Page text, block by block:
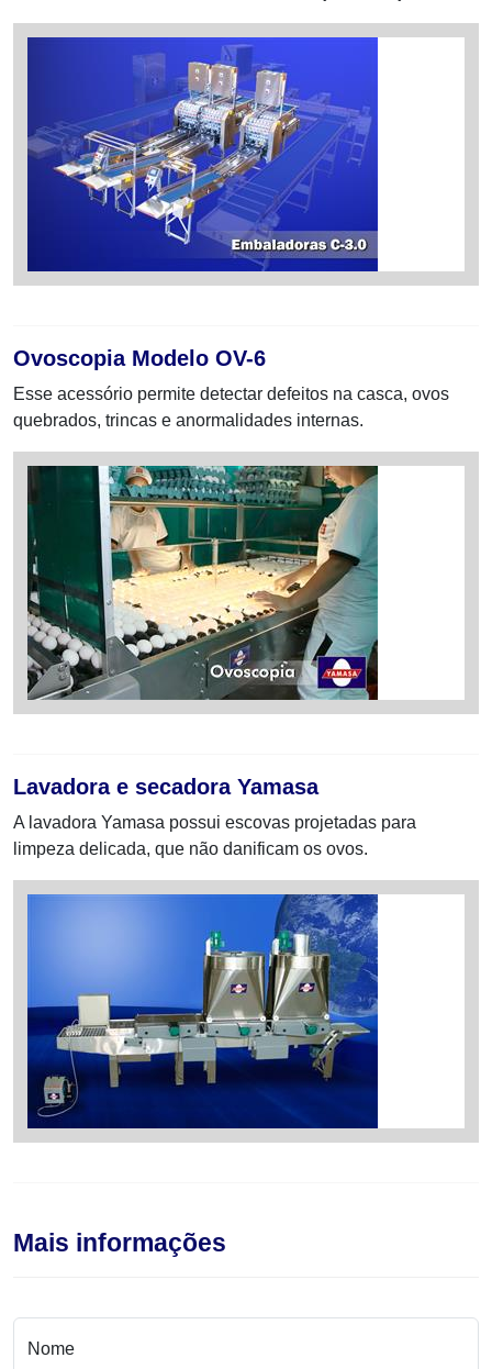
Ovoscopia Modelo OV-6
Esse acessório permite detectar defeitos na casca, ovos
quebrados, trincas e anormalidades internas.
Lavadora e secadora Yamasa
A lavadora Yamasa possui escovas projetadas para
limpeza delicada, que não danificam os ovos.
Mais informações
Nome